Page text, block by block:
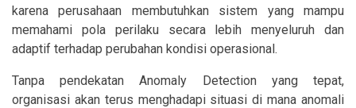
karena perusahaan membutuhkan sistem yang mampu
memahami pola perilaku secara lebih menyeluruh dan
adaptif terhadap perubahan kondisi operasional.
Tanpa pendekatan Anomaly Detection yang tepat,
organisasi akan terus menghadapi situasi di mana anomali